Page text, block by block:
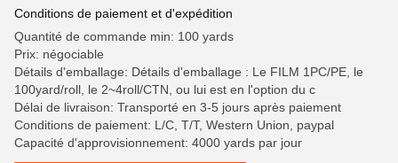
Conditions de paiement et d'expédition
Quantité de commande min: 100 yards
Prix: négociable
Détails d'emballage: Détails d'emballage : Le FILM 1PC/PE, le
100yard/roll, le 2~4roll/CTN, ou lui est en l'option du c
Délai de livraison: Transporté en 3-5 jours après paiement
Conditions de paiement: L/C, T/T, Western Union, paypal
Capacité d'approvisionnement: 4000 yards par jour